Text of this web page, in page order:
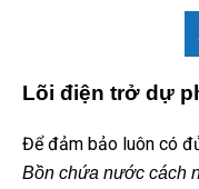
Lõi điện trở dự
Để đảm bảo luôn có
Bồn chứa nước cách